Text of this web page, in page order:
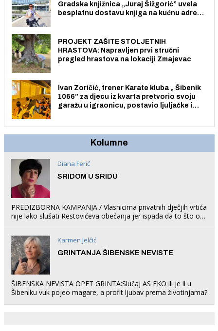
Gradska knjižnica „Juraj Šižgorić” uvela
besplatnu dostavu knjiga na kućnu adresu
PROJEKT ZAŠITE STOLJETNIH
HRASTOVA: Napravljen prvi stručni
pregled hrastova na lokaciji Zmajevac
Ivan Zoričić, trener Karate kluba „ Šibenik
1066” za djecu iz kvarta pretvorio svoju
garažu u igraonicu, postavio ljuljačke i
Kolumne
Diana Ferić
SRIDOM U SRIDU
PREDIZBORNA KAMPANJA / Vlasnicima privatnih dječjih vrtića
nije lako slušati Restovićeva obećanja jer ispada da to što oni
Karmen Jelčić
GRINTANJA ŠIBENSKE NEVISTE
ŠIBENSKA NEVISTA OPET GRINTA:Slučaj AS EKO ili je li u
Šibeniku vuk pojeo magare, a profit ljubav prema životinjama?